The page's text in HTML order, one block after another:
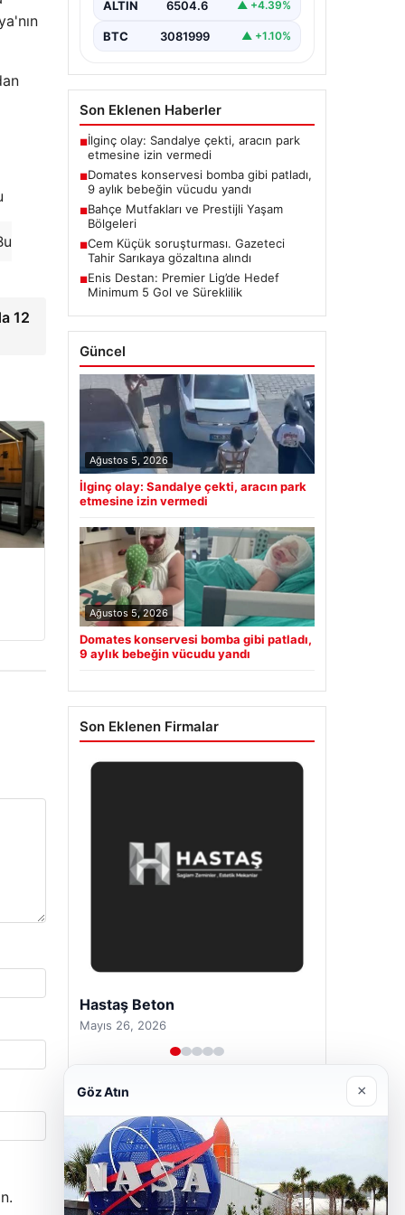
12
ALTIN 6504.6 ▲ +4.39%
BTC 3081999 ▲ +1.10%
Son Eklenen Haberler
■İlginç olay: Sandalye çekti, aracın park
etmesine izin vermedi
■Domates konservesi bomba gibi patladı,
9 aylık bebeğin vücudu yandı
■Bahçe Mutfakları ve Prestijli Yaşam
Bölgeleri
■Cem Küçük soruşturması. Gazeteci
Tahir Sarıkaya gözaltına alındı
■Enis Destan: Premier Lig’de Hedef
Minimum 5 Gol ve Süreklilik
Güncel
Ağustos 5, 2026
İlginç olay: Sandalye çekti, aracın park
etmesine izin vermedi
Ağustos 5, 2026
Domates konservesi bomba gibi patladı,
9 aylık bebeğin vücudu yandı
Son Eklenen Firmalar
Prenses Night Club
Nisan 29, 2026
Göz Atın ×